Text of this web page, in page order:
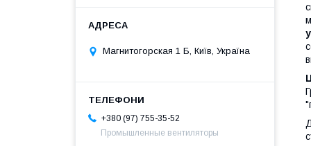
Магнитогорская 1 Б, Київ, Україна
+380 (97) 755-35-52
Промышленные вентиляторы